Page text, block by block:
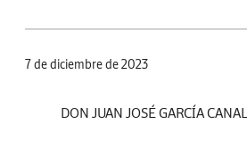
7 de diciembre de 2023
DON JUAN JOSÉ GARCÍA CANAL